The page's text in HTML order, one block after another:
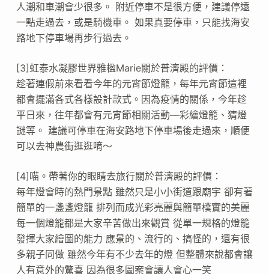
人潮和車潮會少很多。 附近停車不是很方便，建議停遠
一點走過去，或是騎機車。 如果真要停車，只能找海安
路地下停車場再步行過去。
[3]虹泰水凝膠世界雅楹Marie關於普濟殿的評價：
趁著連假前來看看今年的元宵節燈籠，每年元宵節這裡
都會擺滿各式各樣設計款式。因為疫情的關係，今年趁
平日來，往年都會有元宵節相關活動—彩繪燈籠、猜燈
謎等。 建議可停車在海安路地下停車場後走過來，順便
可以去神農街逛逛唷～
[4]喵。帶著你的眼睛去旅行關於普濟殿的評價：
每年燈會時的熱門景點 雖然只是小小街道跟廟宇 卻有著
簡單的一盞盞燈籠 排列而成光彩亮麗與簡單樸實的美麗
每一個燈籠都是大家辛苦做出來觀賞 從單一規格的燈籠
發揮大家繪圖的能力 應景的、流行的、搞怪的，還有很
多親子同做 雖然今年有不少去年的燈 但整體來說都會讓
人有意外的驚喜 因為很多圖案會讓人會心一笑